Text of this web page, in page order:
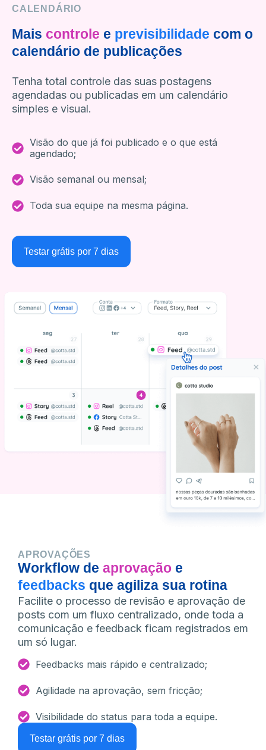
CALENDÁRIO
Mais controle e previsibilidade com o
calendário de publicações
Tenha total controle das suas postagens
agendadas ou publicadas em um calendário
simples e visual.
Visão do que já foi publicado e o que está
agendado;
Visão semanal ou mensal;
Toda sua equipe na mesma página.
Testar grátis por 7 dias
APROVAÇÕES
Workflow de aprovação e
feedbacks que agiliza sua rotina
Facilite o processo de revisão e aprovação de
posts com um fluxo centralizado, onde toda a
comunicação e feedback ficam registrados em
um só lugar.
Feedbacks mais rápido e centralizado;
Agilidade na aprovação, sem fricção;
Visibilidade do status para toda a equipe.
Testar grátis por 7 dias